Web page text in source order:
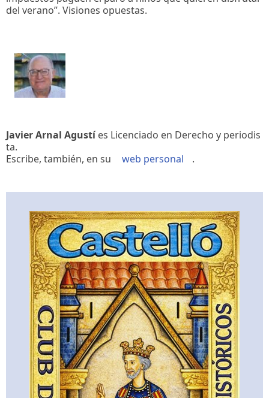
del verano”. Visiones opuestas.
Javier Arnal Agustíes Licenciado en Derecho y periodis
ta.
Escribe, también, en su
web personal .